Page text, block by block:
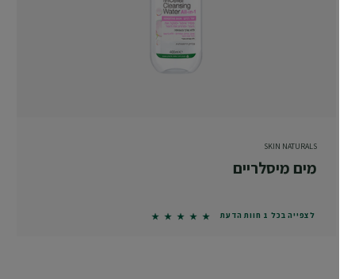
SKIN NATURALS
מים מיסלריים
5 out of 5 stars based on reviews לצפייה בכל 1 חוות הדעת